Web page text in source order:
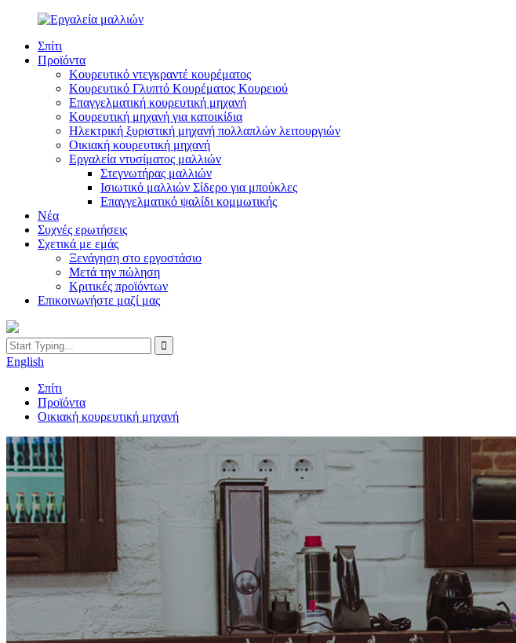
Σπίτι
Προϊόντα
Κουρευτικό ντεγκραντέ κουρέματος
Κουρευτικό Γλυπτό Κουρέματος Κουρειού
Επαγγελματική κουρευτική μηχανή
Κουρευτική μηχανή για κατοικίδια
Ηλεκτρική ξυριστική μηχανή πολλαπλών λειτουργιών
Οικιακή κουρευτική μηχανή
Εργαλεία ντυσίματος μαλλιών
Στεγνωτήρας μαλλιών
Ισιωτικό μαλλιών Σίδερο για μπούκλες
Επαγγελματικό ψαλίδι κομμωτικής
Νέα
Συχνές ερωτήσεις
Σχετικά με εμάς
Ξενάγηση στο εργοστάσιο
Μετά την πώληση
Κριτικές προϊόντων
Επικοινωνήστε μαζί μας
English
Σπίτι
Προϊόντα
Οικιακή κουρευτική μηχανή